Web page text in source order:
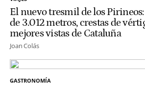
El nuevo tresmil de los
de 3.012 metros, crestas de
mejores vistas de Cataluña
Joan Colás
GASTRONOMÍA